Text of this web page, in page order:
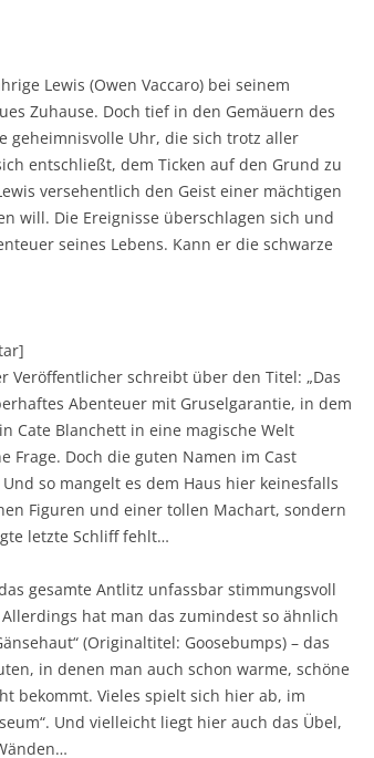
Lewis (Owen Vaccaro) bei seinem
Zuhause. Doch tief in den Gemäuern des
geheimnisvolle Uhr, die sich trotz aller
entschließt, dem Ticken auf den Grund zu
versehentlich den Geist einer mächtigen
will. Die Ereignisse überschlagen sich und
seines Lebens. Kann er die schwarze
Veröffentlicher schreibt über den Titel: „Das
Abenteuer mit Gruselgarantie, in dem
Cate Blanchett in eine magische Welt
Frage. Doch die guten Namen im Cast
so mangelt es dem Haus hier keinesfalls
Figuren und einer tollen Machart, sondern
letzte Schliff fehlt…
gesamte Antlitz unfassbar stimmungsvoll
hat man das zumindest so ähnlich
(Originaltitel: Goosebumps) – das
in denen man auch schon warme, schöne
bekommt. Vieles spielt sich hier ab, im
Und vielleicht liegt hier auch das Übel,